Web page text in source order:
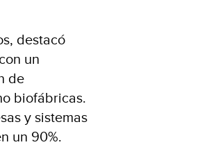
destacó
un
de
biofábricas.
y sistemas
un 90%.